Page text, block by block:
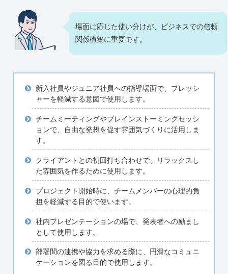
場面に応じた使い分けが、ビジネスでの信頼
関係構築に重要です。
新入社員やジュニア社員への指導場面で、プレッシ
ャーを軽減する意図で使用します。
チームミーティングやブレインストーミングセッシ
ョンで、自由な発想を促す雰囲気づくりに活用しま
す。
クライアントとの初回打ち合わせで、リラックスし
た雰囲気を作るために使用します。
プロジェクト開始時に、チームメンバーの心理的負
担を軽減する目的で使います。
社内プレゼンテーションの場で、発表者への励まし
として使用します。
部署間の連携や協力を求める際に、円滑なコミュニ
ケーションを図る目的で使用します。